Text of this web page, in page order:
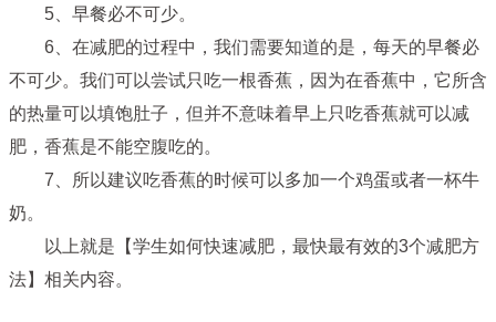
5、早餐必不可少。
6、在减肥的过程中，我们需要知道的是，每天的早餐必
不可少。我们可以尝试只吃一根香蕉，因为在香蕉中，它所含
的热量可以填饱肚子，但并不意味着早上只吃香蕉就可以减
肥，香蕉是不能空腹吃的。
7、所以建议吃香蕉的时候可以多加一个鸡蛋或者一杯牛
奶。
以上就是【学生如何快速减肥，最快最有效的3个减肥方
法】相关内容。